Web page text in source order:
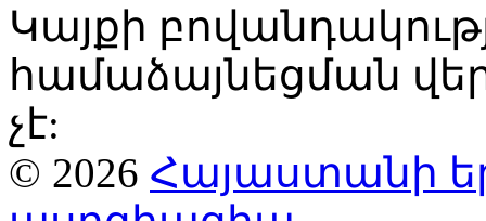
Կայքի
համաձայնեցման
չէ:
© 2026 Հայաստանի